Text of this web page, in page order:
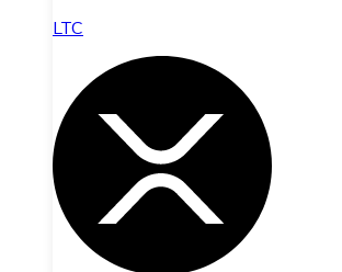
LTC